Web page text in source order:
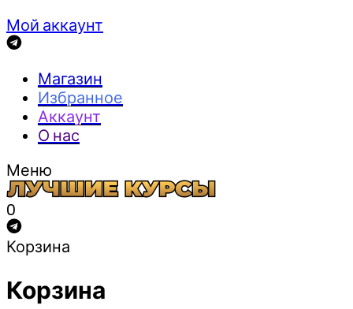
Мой аккаунт
Магазин
Избранное
Аккаунт
О нас
Меню
0
Корзина
Корзина